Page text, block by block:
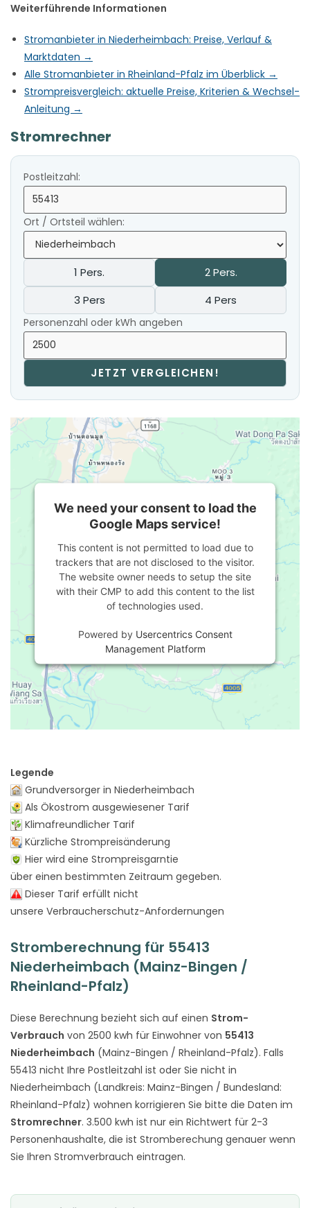
Weiterführende Informationen
Stromanbieter in Niederheimbach: Preise, Verlauf &
Marktdaten →
Alle Stromanbieter in Rheinland-Pfalz im Überblick →
Strompreisvergleich: aktuelle Preise, Kriterien & Wechsel-
Anleitung →
Stromrechner
Postleitzahl:
Ort / Ortsteil wählen:
1 Pers.
2 Pers.
3 Pers
4 Pers
Personenzahl oder kWh angeben
JETZT VERGLEICHEN!
We need your consent to load the
Google Maps service!
This content is not permitted to load due to
trackers that are not disclosed to the visitor.
The website owner needs to setup the site
with their CMP to add this content to the list
of technologies used.
Powered by Usercentrics Consent
Management Platform
Legende
Grundversorger in Niederheimbach
Als Ökostrom ausgewiesener Tarif
Klimafreundlicher Tarif
Kürzliche Strompreisänderung
Hier wird eine Strompreisgarntie
über einen bestimmten Zeitraum gegeben.
Dieser Tarif erfüllt nicht
unsere Verbraucherschutz-Anfordernungen
Stromberechnung für 55413
Niederheimbach (Mainz-Bingen /
Rheinland-Pfalz)
Diese Berechnung bezieht sich auf einen Strom-
Verbrauch von 2500 kwh für Einwohner von 55413
Niederheimbach (Mainz-Bingen / Rheinland-Pfalz). Falls
55413 nicht Ihre Postleitzahl ist oder Sie nicht in
Niederheimbach (Landkreis: Mainz-Bingen / Bundesland:
Rheinland-Pfalz) wohnen korrigieren Sie bitte die Daten im
Stromrechner. 3.500 kwh ist nur ein Richtwert für 2-3
Personenhaushalte, die ist Stromberechung genauer wenn
Sie Ihren Stromverbrauch eintragen.